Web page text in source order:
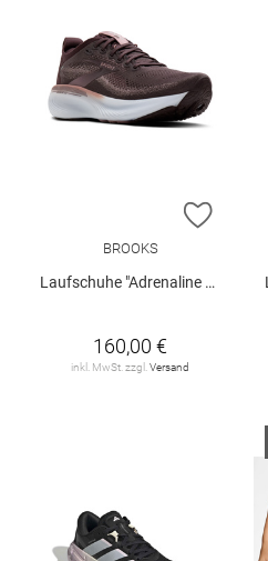
ZUR
BROOKS
Laufschuhe "Adrenaline GTS 25 W"
160,00 €
inkl. MwSt. zzgl. Versand